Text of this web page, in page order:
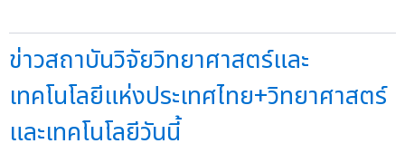
ข่าวสถาบันวิจัยวิทยาศาสตร์และ
เทคโนโลยีแห่งประเทศไทย+วิทยาศาสตร์
และเทคโนโลยีวันนี้